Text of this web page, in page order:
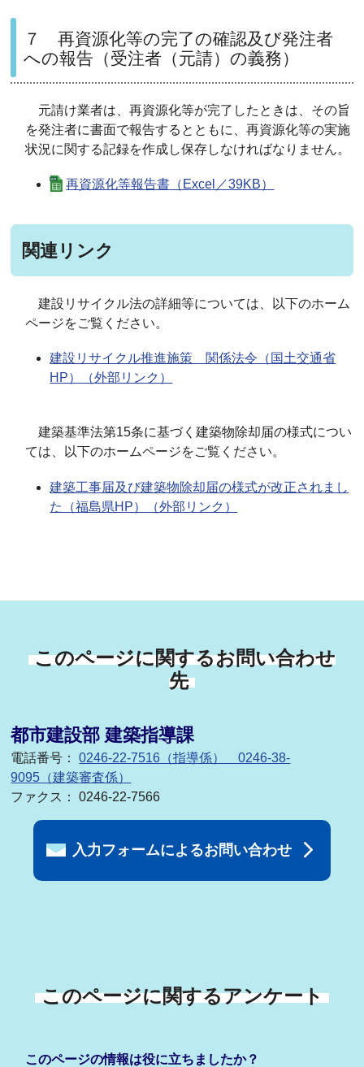
７ 再資源化等の完了の確認及び発注者
への報告（受注者（元請）の義務）
元請け業者は、再資源化等が完了したときは、その旨
を発注者に書面で報告するとともに、再資源化等の実施
状況に関する記録を作成し保存しなければなりません。
再資源化等報告書（Excel／39KB）
関連リンク
建設リサイクル法の詳細等については、以下のホーム
ページをご覧ください。
建設リサイクル推進施策 関係法令（国土交通省
HP）（外部リンク）
建築基準法第15条に基づく建築物除却届の様式につい
ては、以下のホームページをご覧ください。
建築工事届及び建築物除却届の様式が改正されまし
た（福島県HP）（外部リンク）
このページに関するお問い合わせ
先
都市建設部 建築指導課
電話番号：0246-22-7516（指導係） 0246-38-
9095（建築審査係）
ファクス： 0246-22-7566
入力フォームによるお問い合わせ
このページに関するアンケート
このページの情報は役に立ちましたか？